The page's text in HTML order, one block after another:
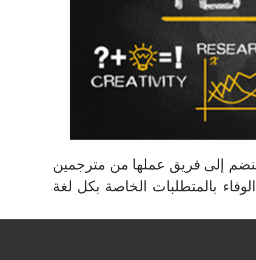
إلى فريق عملها من مترجمين
بالمتطلبات الخاصة بكل لغة